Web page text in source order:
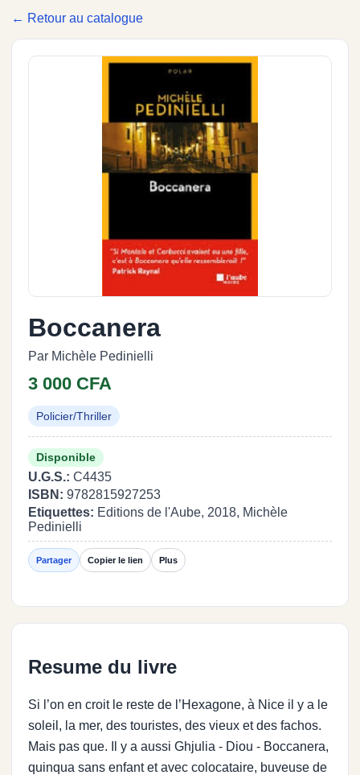
← Retour au catalogue
Boccanera
Par Michèle Pedinielli
3 000 CFA
Policier/Thriller
Disponible
U.G.S.: C4435
ISBN: 9782815927253
Etiquettes: Editions de l'Aube, 2018, Michèle
Pedinielli
Partager Copier le lien Plus
Resume du livre
Si l’on en croit le reste de l’Hexagone, à Nice il y a le
soleil, la mer, des touristes, des vieux et des fachos.
Mais pas que. Il y a aussi Ghjulia - Diou - Boccanera,
quinqua sans enfant et avec colocataire, buveuse de